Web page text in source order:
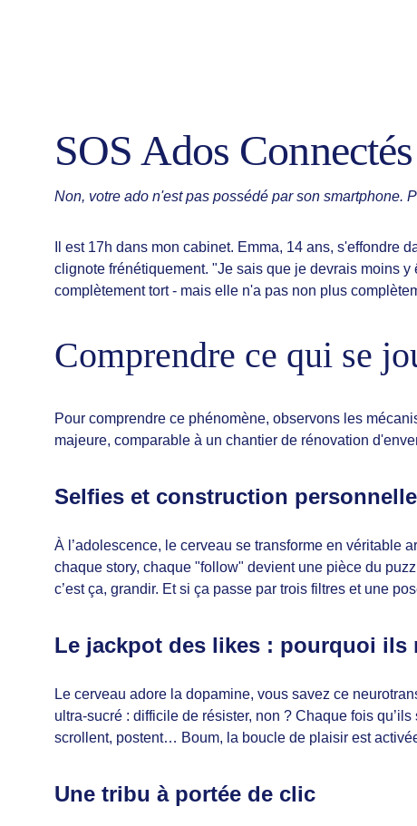
SOS Ados Connectés
Non, votre ado n'est pas possédé par son smartphone.
Il est 17h dans mon cabinet. Emma, 14 ans,
clignote frénétiquement. "Je sais que je devrais moins
complètement tort - mais elle n'a pas non plus
Comprendre ce qui se
Pour comprendre ce phénomène, observons les
majeure, comparable à un chantier de rénovation
Selfies et construction
À l’adolescence, le cerveau se transforme en véritable
chaque story, chaque "follow" devient une pièce du
c’est ça, grandir. Et si ça passe par trois filtres et une
Le jackpot des likes : pourquoi ils
Le cerveau adore la dopamine, vous savez ce
ultra-sucré : difficile de résister, non ? Chaque fois
scrollent, postent… Boum, la boucle de plaisir est
Une tribu à portée de clic